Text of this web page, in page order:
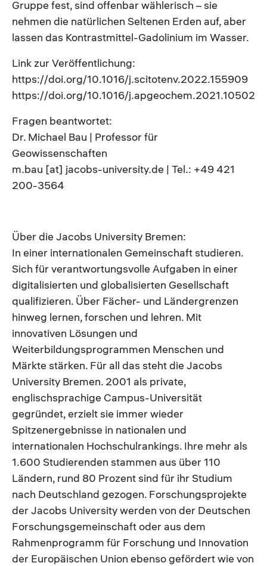
Gruppe fest, sind offenbar wählerisch – sie
nehmen die natürlichen Seltenen Erden auf, aber
lassen das Kontrastmittel-Gadolinium im Wasser.
Link zur Veröffentlichung:
https://doi.org/10.1016/j.scitotenv.2022.155909
https://doi.org/10.1016/j.apgeochem.2021.105025
Fragen beantwortet:
Dr. Michael Bau | Professor für
Geowissenschaften
m.bau [at] jacobs-university.de | Tel.: +49 421
200-3564
Über die Jacobs University Bremen:
In einer internationalen Gemeinschaft studieren.
Sich für verantwortungsvolle Aufgaben in einer
digitalisierten und globalisierten Gesellschaft
qualifizieren. Über Fächer- und Ländergrenzen
hinweg lernen, forschen und lehren. Mit
innovativen Lösungen und
Weiterbildungsprogrammen Menschen und
Märkte stärken. Für all das steht die Jacobs
University Bremen. 2001 als private,
englischsprachige Campus-Universität
gegründet, erzielt sie immer wieder
Spitzenergebnisse in nationalen und
internationalen Hochschulrankings. Ihre mehr als
1.600 Studierenden stammen aus über 110
Ländern, rund 80 Prozent sind für ihr Studium
nach Deutschland gezogen. Forschungsprojekte
der Jacobs University werden von der Deutschen
Forschungsgemeinschaft oder aus dem
Rahmenprogramm für Forschung und Innovation
der Europäischen Union ebenso gefördert wie von